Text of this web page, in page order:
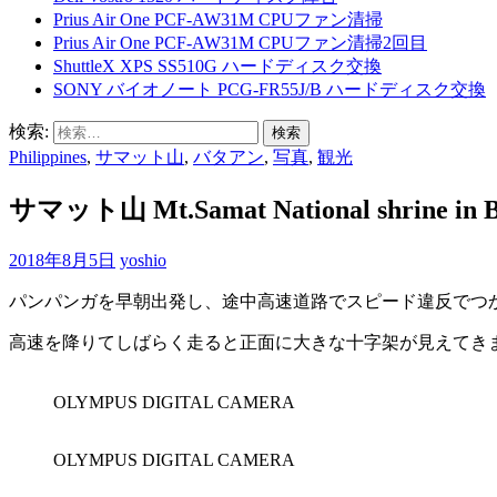
Prius Air One PCF-AW31M CPUファン清掃
Prius Air One PCF-AW31M CPUファン清掃2回目
ShuttleX XPS SS510G ハードディスク交換
SONY バイオノート PCG-FR55J/B ハードディスク交換
検索:
Philippines, サマット山, バタアン, 写真, 観光
サマット山 Mt.Samat National shrine in
2018年8月5日 yoshio
パンパンガを早朝出発し、途中高速道路でスピード違反で
高速を降りてしばらく走ると正面に大きな十字架が見えてき
OLYMPUS DIGITAL CAMERA
OLYMPUS DIGITAL CAMERA